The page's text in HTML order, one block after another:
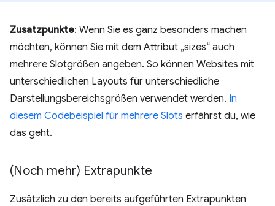
Zusatzpunkte: Wenn Sie es ganz besonders machen
möchten, können Sie mit dem Attribut „sizes“ auch
mehrere Slotgrößen angeben. So können Websites mit
unterschiedlichen Layouts für unterschiedliche
Darstellungsbereichsgrößen verwendet werden. In
diesem Codebeispiel für mehrere Slots erfährst du, wie
das geht.
(Noch mehr) Extrapunkte
Zusätzlich zu den bereits aufgeführten Extrapunkten